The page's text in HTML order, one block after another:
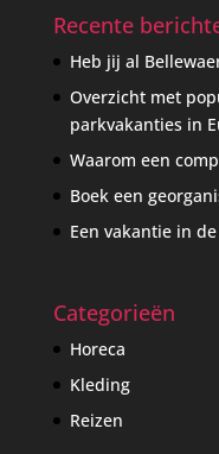
Recente
Heb jij al
Overzicht met
parkvakanties in
Waarom een
Boek een
Een vakantie in
Categorieën
Horeca
Kleding
Reizen